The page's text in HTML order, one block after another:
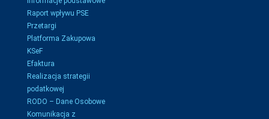
Raport wpływu PSE
Przetargi
Platforma Zakupowa
KSeF
Efaktura
Realizacja strategii
podatkowej
RODO – Dane Osobowe
Komunikacja z